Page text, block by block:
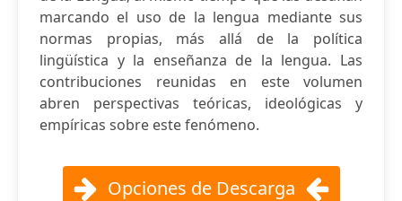
marcando el uso de la lengua mediante sus
normas propias, más allá de la política
lingüística y la enseñanza de la lengua. Las
contribuciones reunidas en este volumen
abren perspectivas teóricas, ideológicas y
empíricas sobre este fenómeno.
Opciones de Descarga